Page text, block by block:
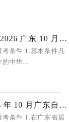
新生报考指南｜2026 广东 10 月自考考
条件 1.基本条件凡
的中华...
干货速递！2026 年 10 月广东自学考试
条件 1.在广东省居